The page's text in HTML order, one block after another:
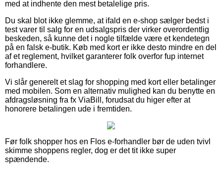
med at indhente den mest betalelige pris.
Du skal blot ikke glemme, at ifald en e-shop sælger bedst i
test varer til salg for en udsalgspris der virker overordentlig
beskeden, så kunne det i nogle tilfælde være et kendetegn
på en falsk e-butik. Køb med kort er ikke desto mindre en del
af et reglement, hvilket garanterer folk overfor fup internet
forhandlere.
Vi slår generelt et slag for shopping med kort eller betalinger
med mobilen. Som en alternativ mulighed kan du benytte en
afdragsløsning fra fx ViaBill, forudsat du higer efter at
honorere betalingen ude i fremtiden.
Før folk shopper hos en Flos e-forhandler bør de uden tvivl
skimme shoppens regler, dog er det tit ikke super
spændende.